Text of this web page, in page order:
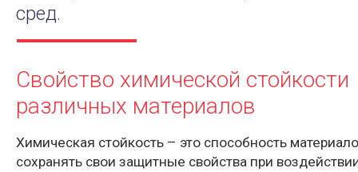
сред.
Свойство химической стойкости
различных материалов
Химическая стойкость – это способность
сохранять свои защитные свойства при